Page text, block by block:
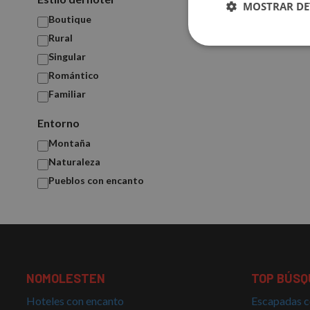
Boutique
Rural
Singular
Romántico
Familiar
Entorno
Montaña
Naturaleza
Pueblos con encanto
NOMOLESTEN
Hoteles con encanto
TOP
Escapadas
MOSTRAR
Cookies
gestión de cuentas.
PHPSESSID